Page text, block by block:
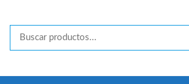
Security
Monterrey